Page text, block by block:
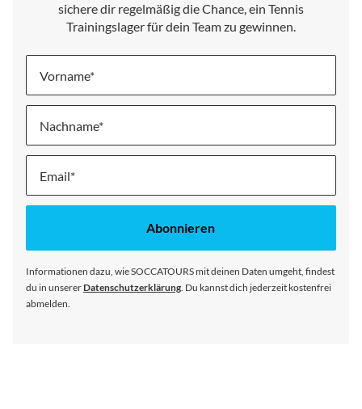
sichere dir regelmäßig die Chance, ein Tennis
Trainingslager für dein Team zu gewinnen.
Vorname
Nachname
Melde
für
Abonnieren
Informationen dazu, wie SOCCATOURS mit deinen Daten umgeht, findest
du in unsererDatenschutzerklärung. Du kannst dich jederzeit kostenfrei
abmelden.